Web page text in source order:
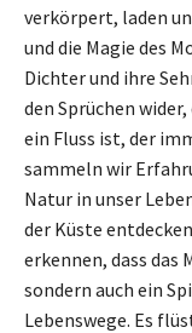
verkörpert, laden
und die Magie des
Dichter und ihre
den Sprüchen
ein Fluss ist, der
sammeln wir
Natur in unser
der Küste
erkennen, dass das
sondern auch ein
Lebenswege. Es